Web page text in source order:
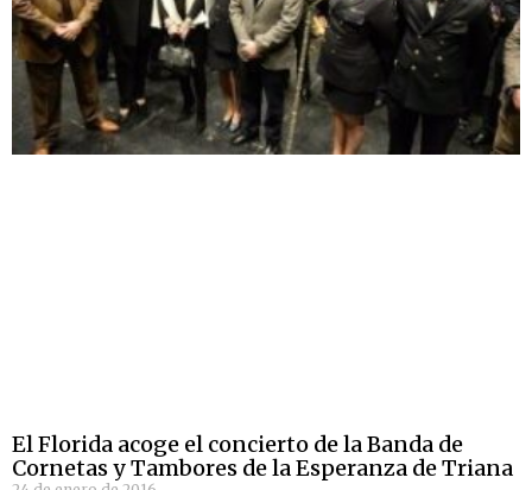
El Florida acoge el concierto de la Banda de
Cornetas y Tambores de la Esperanza de Triana